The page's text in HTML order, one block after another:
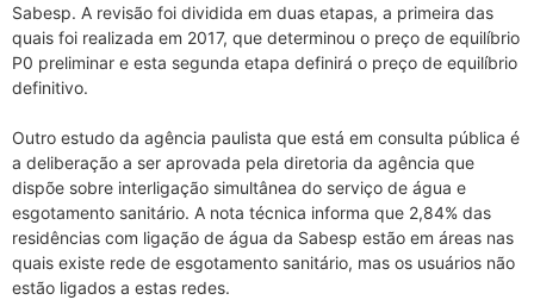
Sabesp. A revisão foi dividida em duas etapas, a primeira das
quais foi realizada em 2017, que determinou o preço de equilíbrio
P0 preliminar e esta segunda etapa definirá o preço de equilíbrio
definitivo.
Outro estudo da agência paulista que está em consulta pública é
a deliberação a ser aprovada pela diretoria da agência que
dispõe sobre interligação simultânea do serviço de água e
esgotamento sanitário. A nota técnica informa que 2,84% das
residências com ligação de água da Sabesp estão em áreas nas
quais existe rede de esgotamento sanitário, mas os usuários não
estão ligados a estas redes.